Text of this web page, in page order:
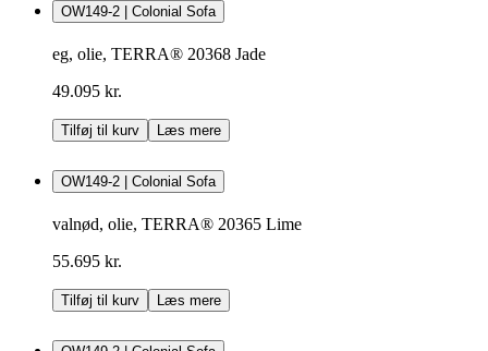
OW149-2 | Colonial Sofa
eg, olie, TERRA® 20368 Jade
49.095 kr.
Tilføj til kurv Læs mere
OW149-2 | Colonial Sofa
valnød, olie, TERRA® 20365 Lime
55.695 kr.
Tilføj til kurv Læs mere